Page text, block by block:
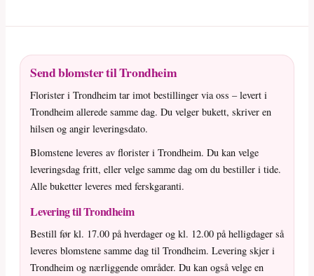
Send blomster til Trondheim
Florister i Trondheim tar imot bestillinger via oss – levert i
Trondheim allerede samme dag. Du velger bukett, skriver en
hilsen og angir leveringsdato.
Blomstene leveres av florister i Trondheim. Du kan velge
leveringsdag fritt, eller velge samme dag om du bestiller i tide.
Alle buketter leveres med ferskgaranti.
Levering til Trondheim
Bestill før kl. 17.00 på hverdager og kl. 12.00 på helligdager så
leveres blomstene samme dag til Trondheim. Levering skjer i
Trondheim og nærliggende områder. Du kan også velge en